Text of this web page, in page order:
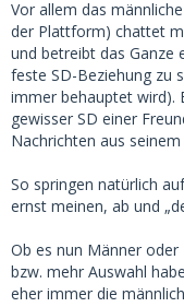
Vor allem das
der Plattform) chattet
und betreibt das Ganze
feste SD-Beziehung zu
immer behauptet wird).
gewisser SD einer
Nachrichten aus
So springen natürlich
ernst meinen, ab und
Ob es nun Männer
bzw. mehr Auswahl
eher immer die